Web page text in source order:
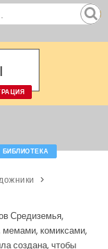
БИБЛИОТЕКА
Средиземья,
мемами, комиксами,
создана, чтобы